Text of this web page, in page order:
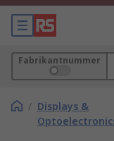
Fabrikantnummer
/ Displays &